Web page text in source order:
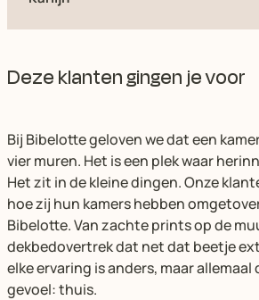
Deze klanten gingen je voor
Bij Bibelotte geloven we dat een
vier muren. Het is een plek waar
Het zit in de kleine dingen. Onze
hoe zij hun kamers hebben
Bibelotte. Van zachte prints op de
dekbedovertrek dat net dat beetje
elke ervaring is anders, maar
gevoel: thuis.